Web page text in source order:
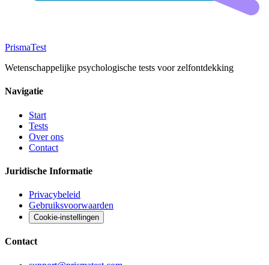
PrismaTest
Wetenschappelijke psychologische tests voor zelfontdekking
Navigatie
Start
Tests
Over ons
Contact
Juridische Informatie
Privacybeleid
Gebruiksvoorwaarden
Cookie-instellingen
Contact